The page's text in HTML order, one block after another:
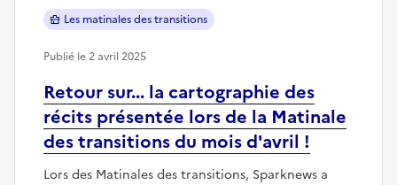
Retour sur... la cartographie des
récits présentée lors de la Matinale
des transitions du mois d'avril !
Lors des Matinales des transitions, Sparknews a
Les matinales des transitions
Publié le 2 avril 2025